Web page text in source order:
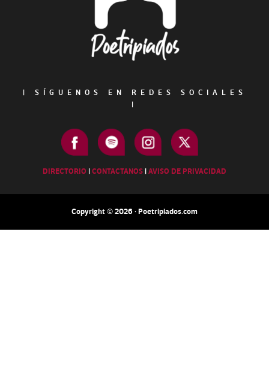
|
SÍGUENOS EN REDES SOCIALES
|
DIRECTORIO |CONTACTANOS |AVISO DE PRIVACIDAD
Copyright © 2026 · Poetripiados.com